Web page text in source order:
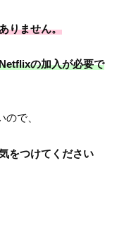
りません。
の加入が必要で
で、
をつけてください